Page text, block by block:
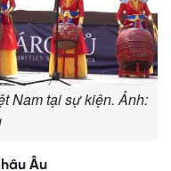
Nam tại sự kiện. Ảnh:
Âu